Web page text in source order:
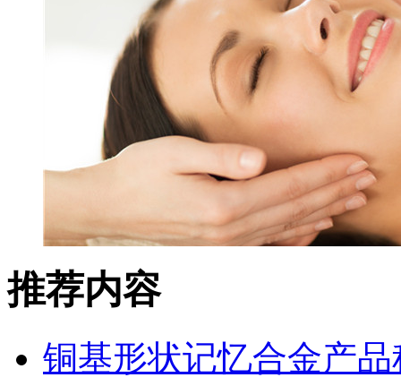
推荐内容
铜基形状记忆合金产